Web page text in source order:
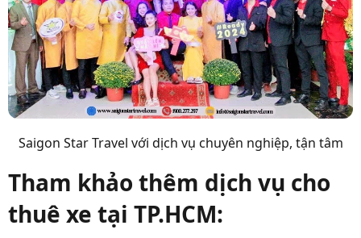
Saigon Star Travel với dịch vụ chuyên nghiệp, tận tâm
Tham khảo thêm dịch vụ cho
thuê xe tại TP.HCM: